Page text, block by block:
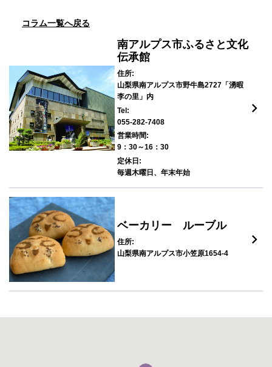
コラム一覧へ戻る
南アルプス市ふるさと文化
伝承館
住所:
山梨県南アルプス市野牛島2727「湧暇
李の里」内
Tel:
055-282-7408
営業時間:
9：30～16：30
定休日:
毎週木曜日、年末年始
keyboard_arrow_right
ベーカリー ルーブル
住所:
山梨県南アルプス市小笠原1654-4
keyboard_arrow_right